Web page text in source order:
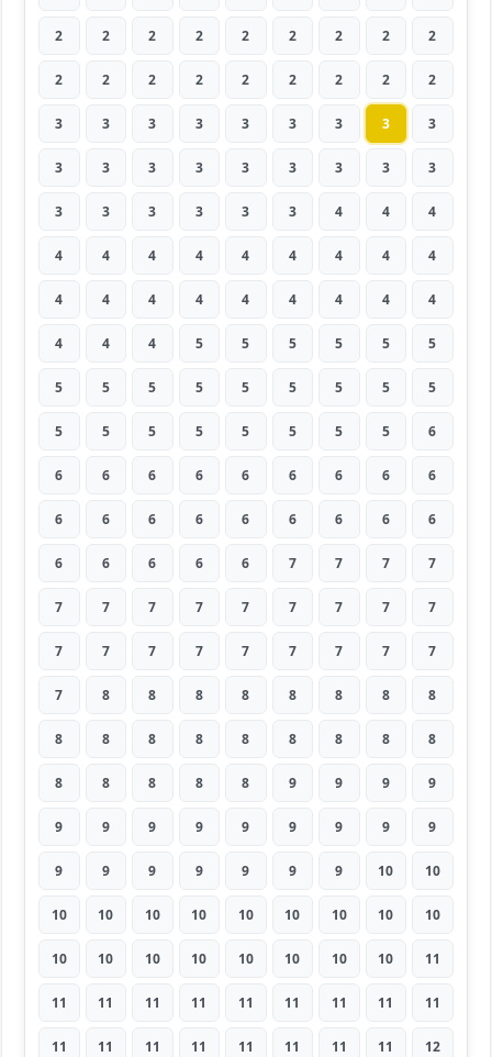
2 2 2 2 2 2 2 2 2
2 2 2 2 2 2 2 2 2
3 3 3 3 3 3 3 3 3
3 3 3 3 3 3 3 3 3
3 3 3 3 3 3 4 4 4
4 4 4 4 4 4 4 4 4
4 4 4 4 4 4 4 4 4
4 4 4 5 5 5 5 5 5
5 5 5 5 5 5 5 5 5
5 5 5 5 5 5 5 5 6
6 6 6 6 6 6 6 6 6
6 6 6 6 6 6 6 6 6
6 6 6 6 6 7 7 7 7
7 7 7 7 7 7 7 7 7
7 7 7 7 7 7 7 7 7
7 8 8 8 8 8 8 8 8
8 8 8 8 8 8 8 8 8
8 8 8 8 8 9 9 9 9
9 9 9 9 9 9 9 9 9
9 9 9 9 9 9 9 10 10
10 10 10 10 10 10 10 10 10
10 10 10 10 10 10 10 10 11
11 11 11 11 11 11 11 11 11
11 11 11 11 11 11 11 11 12